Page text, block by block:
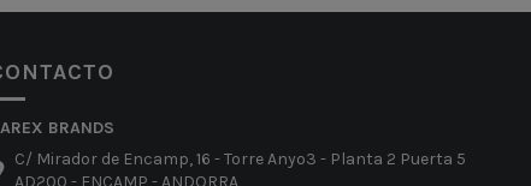
BRANDS
C/ Mirador de Encamp, 16 - Torre Anyo3 - Planta 2 Puerta 5
AD200 - ENCAMP - ANDORRA